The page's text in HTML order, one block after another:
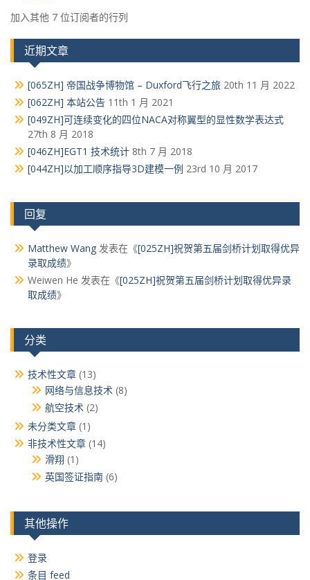
址
加入其他 7 位订阅者的行列
近期文章
[065ZH] 帝国战争博物馆 – Duxford飞行之旅 20th 11 月 2022
[062ZH] 本站公告 11th 1 月 2021
[049ZH]可连续变化的四位NACA对称翼型的显性数学表达式
27th 8 月 2018
[046ZH]EGT1 技术统计 8th 7 月 2018
[044ZH]以加工顺序指导3D建模一例 23rd 10 月 2017
回复
Matthew Wang 发表在《[025ZH]祝贺第五届剑桥计划取得优异
录取成绩》
Weiwen He 发表在《[025ZH]祝贺第五届剑桥计划取得优异录
取成绩》
分类
技术性文章 (13)
网络与信息技术 (8)
航空技术 (2)
未分类文章 (1)
非技术性文章 (14)
滑翔 (1)
英国签证指南 (6)
其他操作
登录
条目 feed